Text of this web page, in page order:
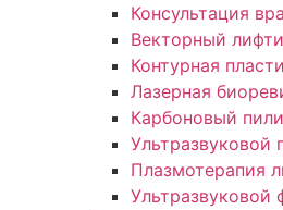
Консультация
Векторный
Контурная
Лазерная
Карбоновый
Ультразвуковой
Плазмотерапия
Ультразвуковой